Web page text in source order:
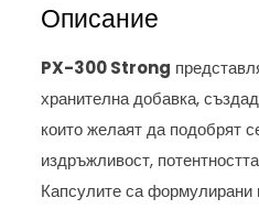
Описание
PX-300 Strong
хранителна добавка,
които желаят да подобрят
издръжливост,
Капсулите са формулирани